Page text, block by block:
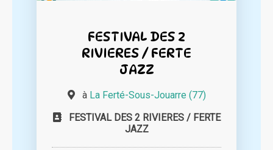
FESTIVAL DES 2
RIVIERES / FERTE
JAZZ
à La Ferté-Sous-Jouarre (77)
FESTIVAL DES 2 RIVIERES / FERTE
JAZZ